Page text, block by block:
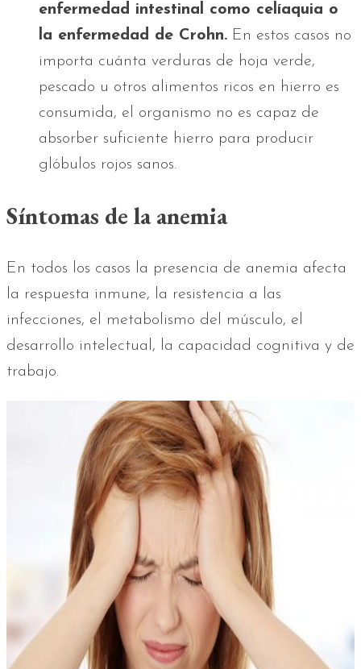
enfermedad intestinal como celíaquia o
la enfermedad de Crohn. En estos casos no
importa cuánta verduras de hoja verde,
pescado u otros alimentos ricos en hierro es
consumida, el organismo no es capaz de
absorber suficiente hierro para producir
glóbulos rojos sanos.
Síntomas de la anemia
En todos los casos la presencia de anemia afecta
la respuesta inmune, la resistencia a las
infecciones, el metabolismo del músculo, el
desarrollo intelectual, la capacidad cognitiva y de
trabajo.